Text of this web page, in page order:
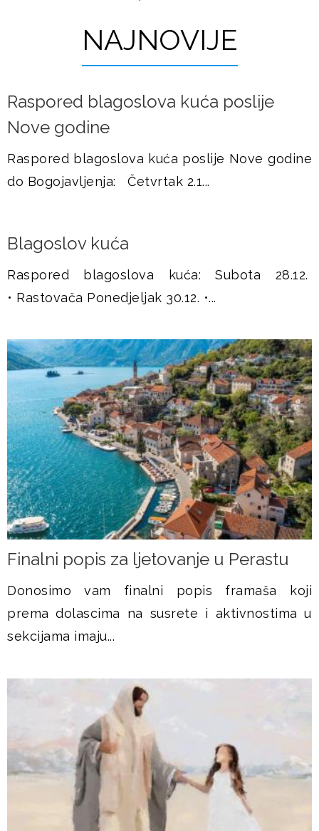
e
c
e
NAJNOVIJE
Raspored blagoslova kuća poslije
Nove godine
Raspored blagoslova kuća poslije Nove godine
do Bogojavljenja: Četvrtak 2.1...
Blagoslov kuća
Raspored blagoslova kuća: Subota 28.12.
• Rastovača Ponedjeljak 30.12. •...
Finalni popis za ljetovanje u Perastu
Donosimo vam finalni popis framaša koji
prema dolascima na susrete i aktivnostima u
sekcijama imaju...